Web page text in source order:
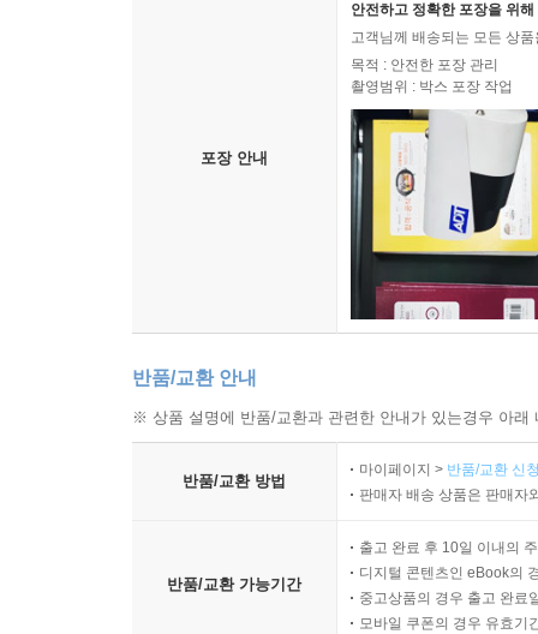
마음의 뜰을 쓸 준비를 마쳤습니다 150
삶이 곧 기도이고, 일상이 곧 경전입니다 151
빈틈이 있어야 숨을 쉽니다 152
삶을 축제로 만드는 마음의 지혜 153
지지 않는 삶보다, 기꺼이 져주는 삶 157
모든 대화의 첫 문장은 내 마음을 비우는 것입니다
인간의 운명은 정해져 있는가, 바꿀 수 있는가 162
시간이 풀어주지 못할 매듭은 없습니다 165
약속 없는 기다림이 더 설렙니다 166
한 사람의 인생은 한 권의 역사서입니다 167
보내줄 때를 아는 사람의 뒷모습은 아름답다 168
모든 이에게 좋은 사람이 될 필요는 없다 171
말은 입이 아니라 가슴에서 나와야 향기가 됩니다
기도란 무엇이며, 어떻게 해야 성취되는가 176
부족함은 채워야 할 결점이 아니라 비어있는 가능
화는 손님처럼 왔다가 바람처럼 떠난다 180
포장 안내
안전하고 정확한 포장을 위
고객님께 배송되는 모든 상
목적 : 안전한 포장 관리
촬영범위 : 박스 포장 작업
반품/교환 안내
※ 상품 설명에 반품/교환과 관련한 안내가 있는경우 아
반품/교환 방법
마이페이지 > 반품/교환 신
판매자 배송 상품은 판매자
반품/교환 가능기간
출고 완료 후 10일 이내의
디지털 콘텐츠인 eBook의
중고상품의 경우 출고 완료
모바일 쿠폰의 경우 유효기